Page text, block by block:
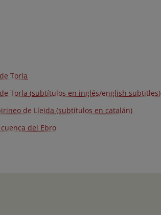
Torla
Torla (subtítulos en inglés/english subtitles)
de Lleida (subtítulos en catalán)
del Ebro